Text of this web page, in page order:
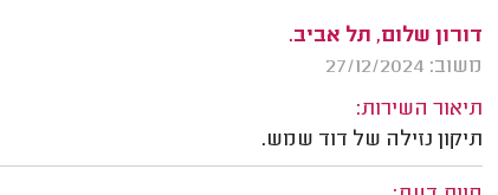
דורון שלום, תל אביב.
משוב: 27/12/2024
תיאור השירות:
תיקון נזילה של דוד שמש.